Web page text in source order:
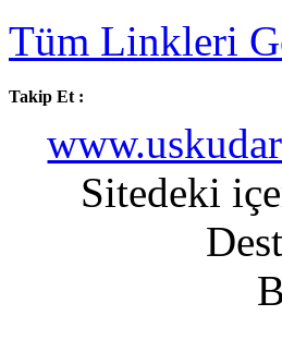
Tüm Linkleri
Takip Et :
Sitedeki